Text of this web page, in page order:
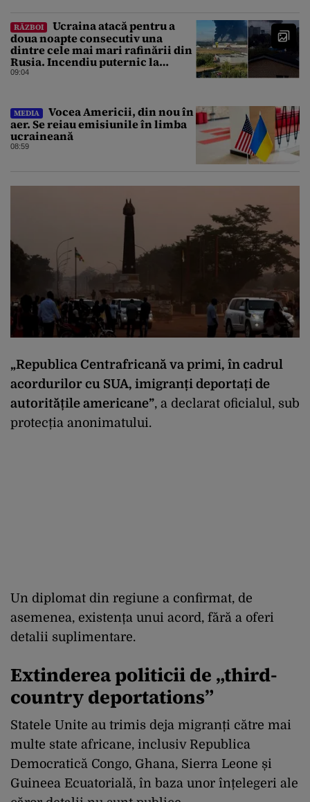
RĂZBOI
Ucraina atacă pentru a
doua noapte consecutiv una
dintre cele mai mari rafinării din
Rusia. Incendiu puternic la
instalația din Iaroslavl
09:04
MEDIA
Vocea Americii, din nou în
aer. Se reiau emisiunile în limba
ucraineană
08:59
„Republica Centrafricană va primi, în cadrul
acordurilor cu SUA, imigranți deportați de
autoritățile americane”, a declarat oficialul, sub
protecția anonimatului.
Un diplomat din regiune a confirmat, de
asemenea, existența unui acord, fără a oferi
detalii suplimentare.
Extinderea politicii de „third-
country deportations”
Statele Unite au trimis deja migranți către mai
multe state africane, inclusiv Republica
Democratică Congo, Ghana, Sierra Leone și
Guineea Ecuatorială, în baza unor înțelegeri ale